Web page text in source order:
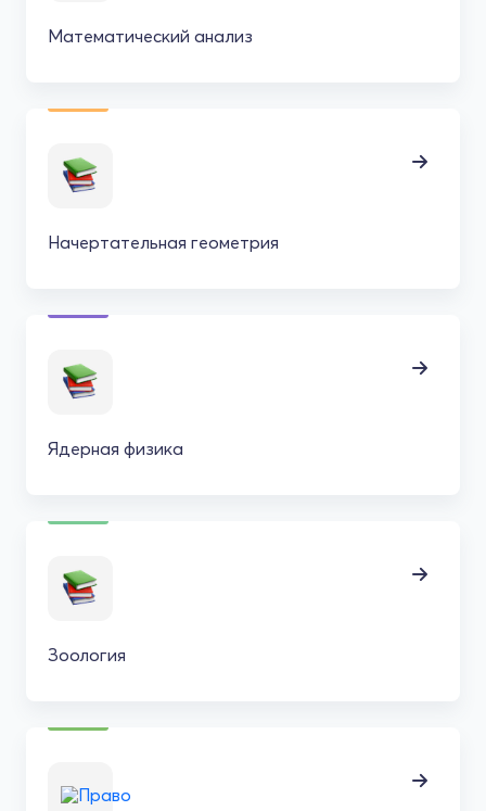
Математический анализ
Начертательная геометрия
Ядерная физика
Зоология